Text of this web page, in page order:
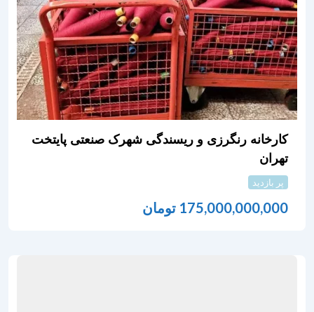
کارخانه رنگرزی و ریسندگی شهرک صنعتی پایتخت
تهران
پر بازدید
175,000,000,000 تومان